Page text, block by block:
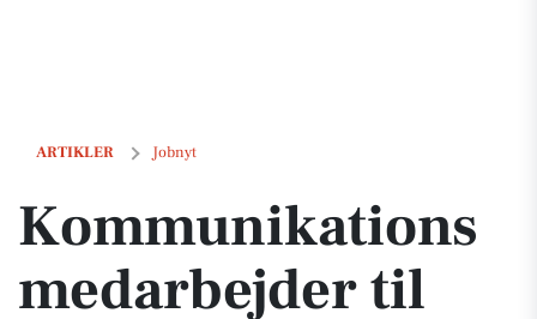
ARTIKLER Jobnyt
Kommunikationsmedarbejder til AMU SYD: Fang, fortæl og formidl
Kommunikations
medarbejder til